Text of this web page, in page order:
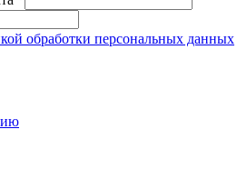
обработки персональных данных